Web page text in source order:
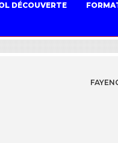
DÉCOUVERTE